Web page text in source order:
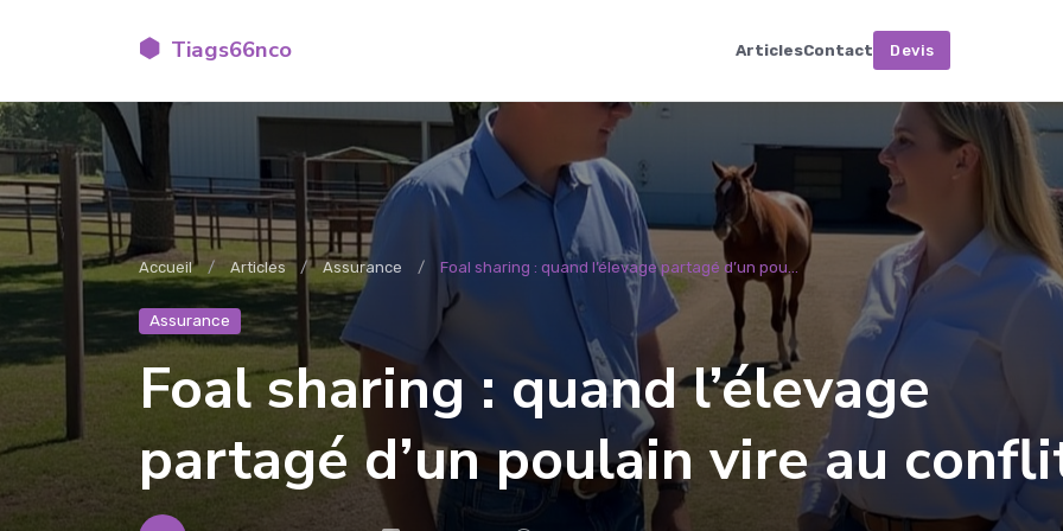
Tiags66nco ArticlesContact Devis
Accueil Articles Assurance Foal sharing : quand l’élevage partagé d’un pou...
Assurance
Foal sharing : quand l’élevage
partagé d’un poulain vire au